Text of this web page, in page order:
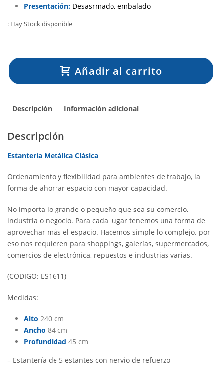
Presentación:Desasrmado, embalado
: Hay Stock disponible
Añadir al carrito
Descripción Información adicional
Descripción
Estantería Metálica Clásica
Ordenamiento y flexibilidad para ambientes de trabajo, la
forma de ahorrar espacio con mayor capacidad.
No importa lo grande o pequeño que sea su comercio,
industria o negocio. Para cada lugar tenemos una forma de
aprovechar más el espacio. Hacemos simple lo complejo. por
eso nos requieren para shoppings, galerías, supermercados,
comercios de electrónica, repuestos e industrias varias.
(CODIGO: ES1611)
Medidas:
Alto 240 cm
Ancho 84 cm
Profundidad 45 cm
– Estantería de 5 estantes con nervio de refuerzo